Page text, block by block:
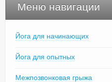
Меню навигации
Йога для начинающих
Йога для опытных
Межпозвонковая грыжа